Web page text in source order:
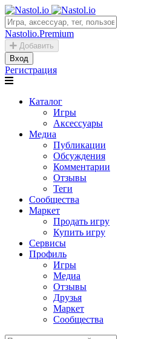
Nastolio.Premium
Добавить
Вход
Регистрация
Каталог
Игры
Аксессуары
Медиа
Публикации
Обсуждения
Комментарии
Отзывы
Теги
Сообщества
Маркет
Продать игру
Купить игру
Сервисы
Профиль
Игры
Медиа
Отзывы
Друзья
Маркет
Сообщества